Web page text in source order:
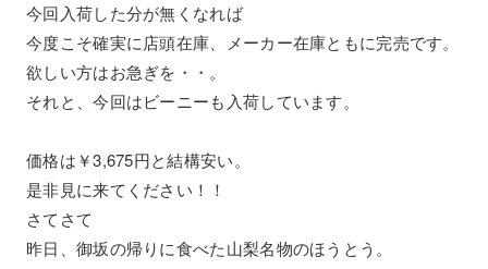
今回入荷した分が無くなれば
今度こそ確実に店頭在庫、メーカー在庫ともに完売です。
欲しい方はお急ぎを・・。
それと、今回はビーニーも入荷しています。
価格は￥3,675円と結構安い。
是非見に来てください！！
さてさて
昨日、御坂の帰りに食べた山梨名物のほうとう。